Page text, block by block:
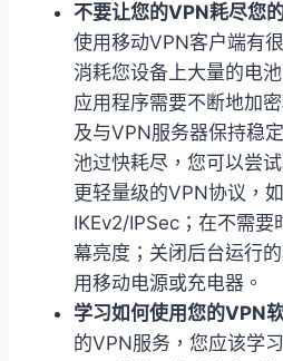
不要让您的VPN耗尽您
使用移动VPN客户端有
消耗您设备上大量的电
应用程序需要不断地加
及与VPN服务器保持稳
池过快耗尽，您可以尝
更轻量级的VPN协议，
IKEv2/IPSec；在不需要
幕亮度；关闭后台运行
用移动电源或充电器。
学习如何使用您的VPN
的VPN服务，您应该学